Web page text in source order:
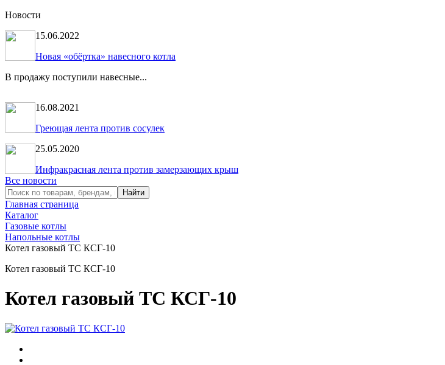
Новости
15.06.2022
Новая «обёртка» навесного котла
В продажу поступили навесные...
16.08.2021
Греющая лента против сосулек
25.05.2020
Инфракрасная лента против замерзающих крыш
Все новости
Главная страница
Каталог
Газовые котлы
Напольные котлы
Котел газовый ТС КСГ-10
Котел газовый ТС КСГ-10
Котел газовый ТС КСГ-10